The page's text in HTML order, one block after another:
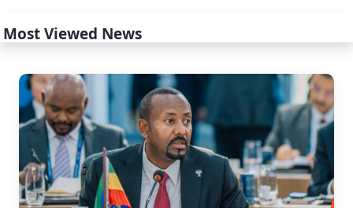
Most Viewed News